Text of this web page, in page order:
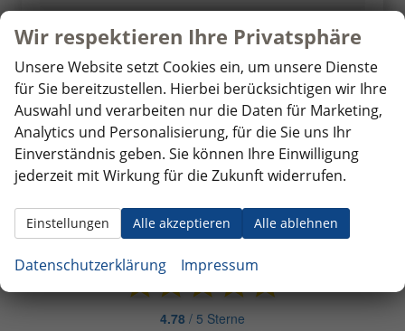
Touran
Transporter Kombi
Transporter Pritsche
Volvo
Weitere
Wir respektieren Ihre Privatsphäre
Unsere Website setzt Cookies ein, um unsere Dienste
für Sie bereitzustellen. Hierbei berücksichtigen wir Ihre
Auswahl und verarbeiten nur die Daten für Marketing,
Analytics und Personalisierung, für die Sie uns Ihr
Einverständnis geben. Sie können Ihre Einwilligung
jederzeit mit Wirkung für die Zukunft widerrufen.
Alle akzeptieren Alle ablehnen
Einstellungen
Datenschutzerklärung Impressum